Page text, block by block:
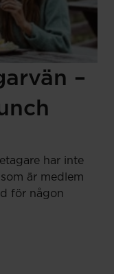
–
har inte
är medlem
för någon